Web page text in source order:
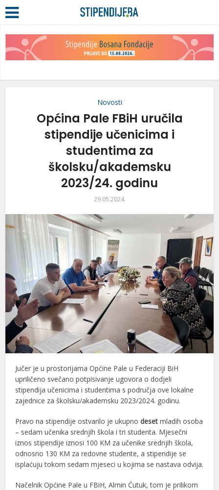
Novosti
Općina Pale FBiH uručila
stipendije učenicima i
studentima za
školsku/akademsku
2023/24. godinu
29.05.2024.
Jučer je u prostorijama Općine Pale u Federaciji BiH
upriličeno svečano potpisivanje ugovora o dodjeli
stipendija učenicima i studentima s područja ove lokalne
zajednice za školsku/akademsku 2023/2024. godinu.
Pravo na stipendije ostvarilo je ukupnodeset mladih osoba
– sedam učenika srednjih škola i tri studenta. Mjesečni
iznos stipendije iznosi 100 KM za učenike srednjih škola,
odnosno 130 KM za redovne studente, a stipendije se
isplaćuju tokom sedam mjeseci u kojima se nastava odvija.
Načelnik Općine Pale u FBiH, Almin Ćutuk, tom je prilikom